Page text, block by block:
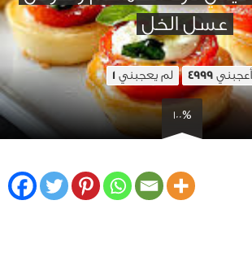
عسل الخل
أعجبني 4999 لم يعجبني 1
100%